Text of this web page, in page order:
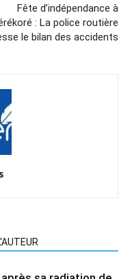
Fête d’indépendance à
: La police routière
le bilan des accidents